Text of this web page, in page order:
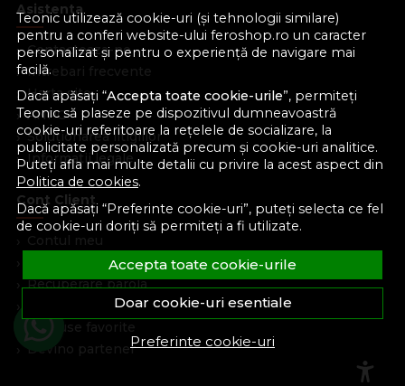
Teonic utilizează cookie-uri (și tehnologii similare)
pentru a conferi website-ului feroshop.ro un caracter
personalizat și pentru o experiență de navigare mai
facilă.
Dacă apăsați “Accepta toate cookie-urile”, permiteți
Teonic să plaseze pe dispozitivul dumneavoastră
cookie-uri referitoare la rețelele de socializare, la
publicitate personalizată precum și cookie-uri analitice.
Puteți afla mai multe detalii cu privire la acest aspect din
Politica de cookies.
Dacă apăsați “Preferinte cookie-uri”, puteți selecta ce fel
de cookie-uri doriți să permiteți a fi utilizate.
Accepta toate cookie-urile
Doar cookie-uri esentiale
Preferinte cookie-uri
Asistenta
Contacteaza-ne
Intrebari frecvente
Harta site
ANPC
Solutionarea litigiilor
Informatii legale
Cont Client
Contul meu
Recuperare parola
Istoric comenzi
Produse favorite
Devino partener